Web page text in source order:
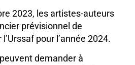
2023, les artistes-auteurs
prévisionnel de
pour l’année 2024.
demander à